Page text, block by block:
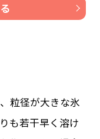
粒径が大きな氷
も若干早く溶け